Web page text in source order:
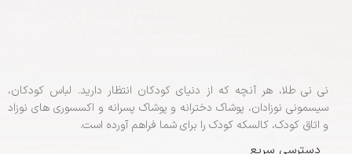
نی نی طلا، هر آنچه که از دنیای کودکان انتظار دارید. لباس کودکان،
سیسمونی نوزادان، پوشاک دخترانه و پوشاک پسرانه و اکسسوری های نوزاد
و اتاق کودک، کالسکه کودک را برای شما فراهم آورده است.